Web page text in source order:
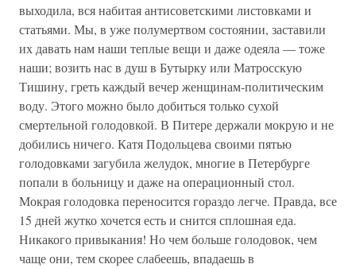
выходила, вся набитая антисоветскими листовками и
статьями. Мы, в уже полумертвом состоянии, заставили
их давать нам наши теплые вещи и даже одеяла — тоже
наши; возить нас в душ в Бутырку или Матросскую
Тишину, греть каждый вечер женщинам-политическим
воду. Этого можно было добиться только сухой
смертельной голодовкой. В Питере держали мокрую и не
добились ничего. Катя Подольцева своими пятью
голодовками загубила желудок, многие в Петербурге
попали в больницу и даже на операционный стол.
Мокрая голодовка переносится гораздо легче. Правда, все
15 дней жутко хочется есть и снится сплошная еда.
Никакого привыкания! Но чем больше голодовок, чем
чаще они, тем скорее слабеешь, впадаешь в